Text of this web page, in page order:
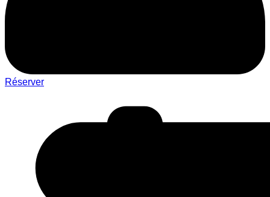
Réserver